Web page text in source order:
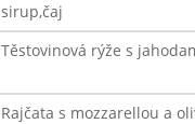
sirup,čaj
Těstovinová rýže s
Rajčata s mozzarellou a